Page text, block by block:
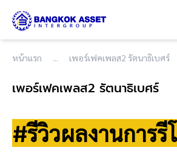
หน้าแรก เพอร์เฟคเพลส2 รัตนาธิเบศร์
เพอร์เฟคเพลส2 รัตนาธิเบศร์
#รีวิวผลงานการรี